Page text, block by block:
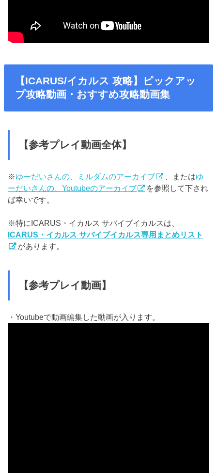
【ICARUS/イカルス 攻略】ピックアッ
プ攻略動画・おすすめ攻略動画集
【参考プレイ動画全体】
※ゆーだいさんの、ミルダムのアーカイブ 、またはゆ
ーだいさんの、Youtubeのアーカイブ
を参照して下され
ば幸いです。
※特にICARUS・イカルス サバイブイカルスは、
ICARUS・イカルス サバイブイカルス専用まとめリスト
があります。
【参考プレイ動画】
・Youtubeで動画編集した動画が入ります。